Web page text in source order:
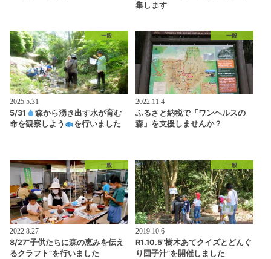
集します
一般
2025.5.31
5/31
森から湧き出す水が育む
命を観察しよう
を行いました
一般
2022.11.4
ふるさと納税で「ワンヘルスの
森」を支援しませんか？
一般
2022.8.27
8/27”子供たちに森の恵みを伝え
るクラフト”を行いました
一般
2019.10.6
R1.10.5"樹木あてクイズとどんぐ
り団子汁"を開催しました